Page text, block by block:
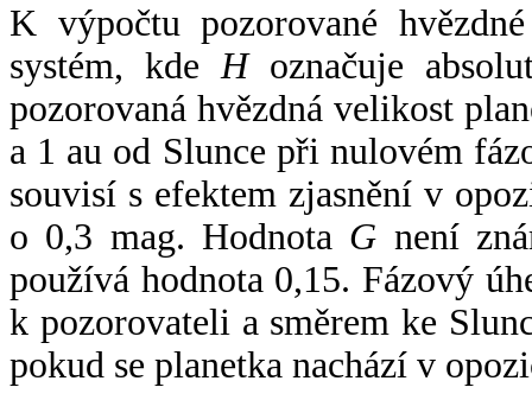
K výpočtu pozorované
systém, kde Hoznačuje
pozorovaná hvězdná velikost
a 1 au od Slunce při nulovém
souvisí s efektem zjasnění v
o 0,3 mag. Hodnota G není
používá hodnota 0,15. Fázový
k pozorovateli a směrem ke
pokud se planetka nachází v